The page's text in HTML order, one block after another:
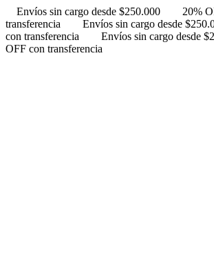
Envíos sin cargo desde $250.000
20%
transferencia
Envíos sin cargo desde
con transferencia
Envíos sin cargo desde
OFF con transferencia